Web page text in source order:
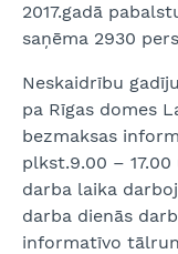
2017.gadā
saņēma 2930
Neskaidrību
pa Rīgas domes
bezmaksas
plkst.9.00 –
darba laika
darba dienās
informatīvo